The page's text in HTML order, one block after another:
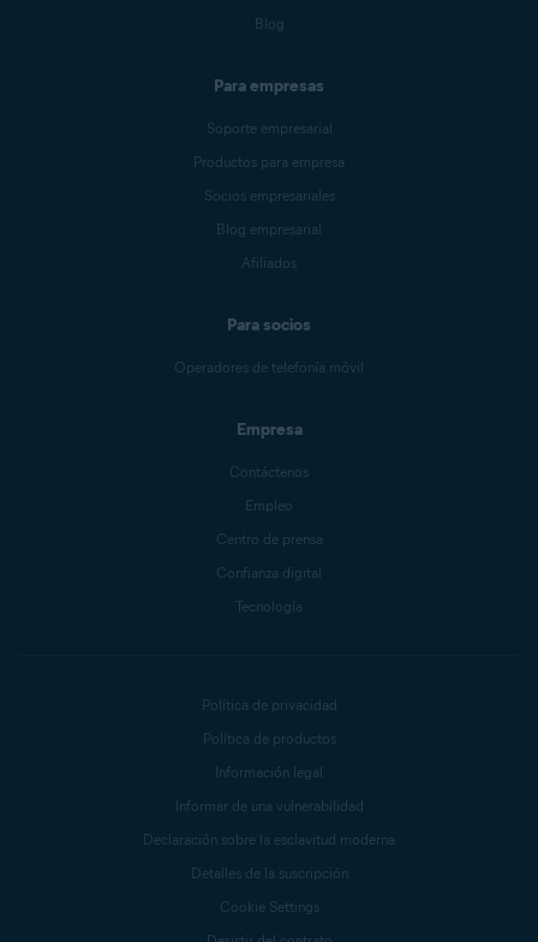
Blog
Para empresas
Soporte empresarial
Productos para empresa
Socios empresariales
Blog empresarial
Afiliados
Para socios
Operadores de telefonía móvil
Empresa
Contáctenos
Empleo
Centro de prensa
Confianza digital
Tecnología
Política de privacidad
Política de productos
Información legal
Informar de una vulnerabilidad
Declaración sobre la esclavitud moderna
Detalles de la suscripción
Cookie Settings